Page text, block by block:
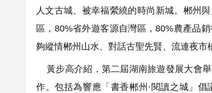
人文古城、被幸福縈繞的時尚新城。郴州
區，80%省外遊客源自灣區，80%農產品
夠縱情郴州山水、對話古聖先賢、流連夜市
黃步高介紹，第二屆湖南旅遊發展大會
作。包括為響應「書香郴州·閱讀之城」倡